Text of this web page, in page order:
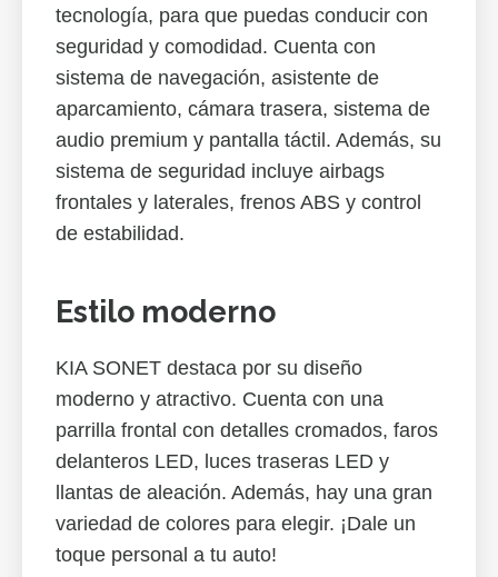
tecnología, para que puedas conducir con
seguridad y comodidad. Cuenta con
sistema de navegación, asistente de
aparcamiento, cámara trasera, sistema de
audio premium y pantalla táctil. Además, su
sistema de seguridad incluye airbags
frontales y laterales, frenos ABS y control
de estabilidad.
Estilo moderno
KIA SONET destaca por su diseño
moderno y atractivo. Cuenta con una
parrilla frontal con detalles cromados, faros
delanteros LED, luces traseras LED y
llantas de aleación. Además, hay una gran
variedad de colores para elegir. ¡Dale un
toque personal a tu auto!